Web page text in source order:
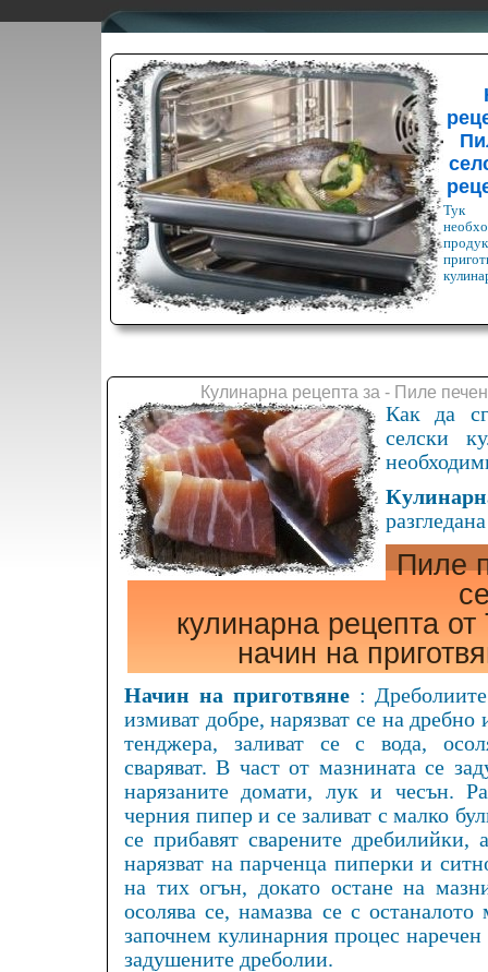
Тук
Кулинарна рецепта за - Пиле
Как да
селски
Пиле
кулинарна рецепта от
начин на
Начин на приготвяне :
измиват добре, нарязват се на дребно
тенджера, заливат се с вода,
сваряват. В част от мазнината се
нарязаните домати, лук и чесън.
черния пипер и се заливат с малко
се прибавят сварените
нарязват на парченца пиперки и
на тих огън, докато остане на
осолява се, намазва се с
започнем кулинарния процес
задушените дреболии.